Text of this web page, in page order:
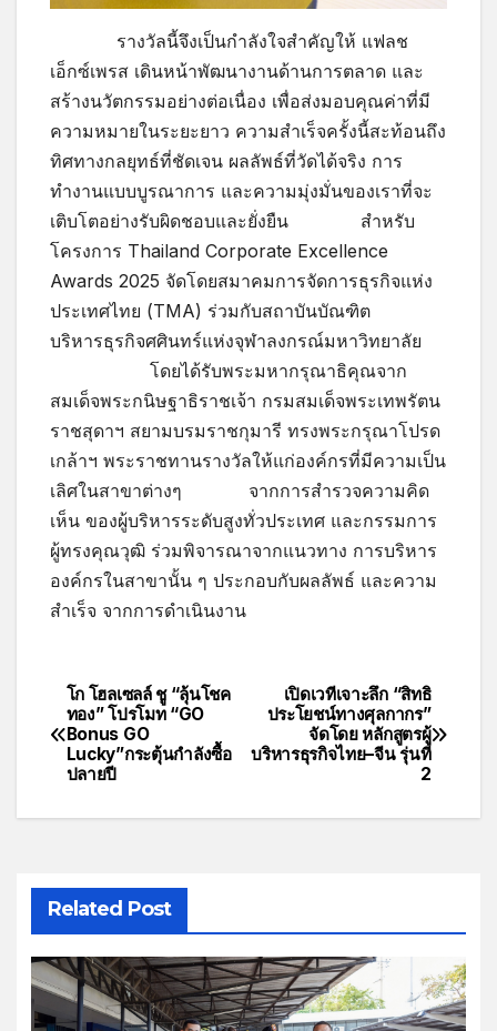
รางวัลนี้จึงเป็นกำลังใจสำคัญให้ แฟลช
เอ็กซ์เพรส เดินหน้าพัฒนางานด้านการตลาด และ
สร้างนวัตกรรมอย่างต่อเนื่อง เพื่อส่งมอบคุณค่าที่มี
ความหมายในระยะยาว ความสำเร็จครั้งนี้สะท้อนถึง
ทิศทางกลยุทธ์ที่ชัดเจน ผลลัพธ์ที่วัดได้จริง การ
ทำงานแบบบูรณาการ และความมุ่งมั่นของเราที่จะ
เติบโตอย่างรับผิดชอบและยั่งยืน สำหรับ
โครงการ Thailand Corporate Excellence
Awards 2025 จัดโดยสมาคมการจัดการธุรกิจแห่ง
ประเทศไทย (TMA) ร่วมกับสถาบันบัณฑิต
บริหารธุรกิจศศินทร์แห่งจุฬาลงกรณ์มหาวิทยาลัย
โดยได้รับพระมหากรุณาธิคุณจาก
สมเด็จพระกนิษฐาธิราชเจ้า กรมสมเด็จพระเทพรัตน
ราชสุดาฯ สยามบรมราชกุมารี ทรงพระกรุณาโปรด
เกล้าฯ พระราชทานรางวัลให้แก่องค์กรที่มีความเป็น
เลิศในสาขาต่างๆ จากการสำรวจความคิด
เห็น ของผู้บริหารระดับสูงทั่วประเทศ และกรรมการ
ผู้ทรงคุณวุฒิ ร่วมพิจารณาจากแนวทาง การบริหาร
องค์กรในสาขานั้น ๆ ประกอบกับผลลัพธ์ และความ
สำเร็จ จากการดำเนินงาน
เปิดเวทีเจาะลึก “สิทธิ
ประโยชน์ทางศุลกากร”
จัดโดย หลักสูตรผู้
บริหารธุรกิจไทย–จีน รุ่นที่
2
โก โฮลเซลล์ ชู “ลุ้นโชค
ทอง” โปรโมท “GO
Bonus GO
Lucky”กระตุ้นกำลังซื้อ
ปลายปี
Related Post